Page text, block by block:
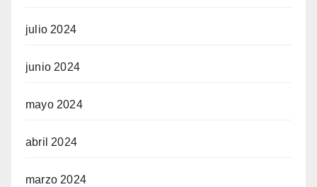
julio 2024
junio 2024
mayo 2024
abril 2024
marzo 2024